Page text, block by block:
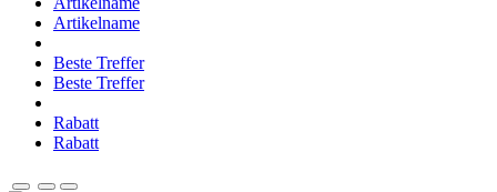
Artikelname
Beste Treffer
Beste Treffer
Rabatt
Rabatt